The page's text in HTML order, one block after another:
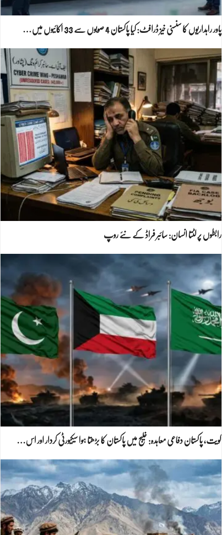
پاور راہداریوں کا سنسنی خیز ڈرافٹ: کیا پاکستان 4 صوبوں سے 33 اکائیوں میں…
رابطوں پر لٹتا انسان: سائبر فراڈ کے نئے روپ
کویت، پاکستان دفاعی معاہدہ: خلیج میں پاکستان کا بڑھتا ہوا سیکیورٹی کردار اور اس…